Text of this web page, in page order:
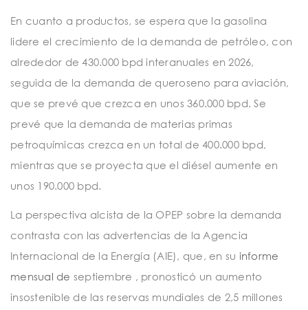
En cuanto a productos, se espera que la gasolina
lidere el crecimiento de la demanda de petróleo, con
alrededor de 430.000 bpd interanuales en 2026,
seguida de la demanda de queroseno para aviación,
que se prevé que crezca en unos 360.000 bpd. Se
prevé que la demanda de materias primas
petroquímicas crezca en un total de 400.000 bpd,
mientras que se proyecta que el diésel aumente en
unos 190.000 bpd.
La perspectiva alcista de la OPEP sobre la demanda
contrasta con las advertencias de la Agencia
Internacional de la Energía (AIE), que, en su informe
mensual de septiembre , pronosticó un aumento
insostenible de las reservas mundiales de 2,5 millones